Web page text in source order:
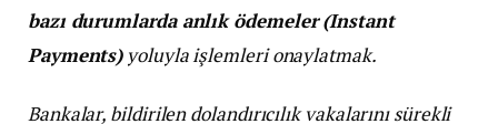
bazı durumlarda anlık ödemeler (Instant
Payments)yoluyla işlemleri onaylatmak.
Bankalar, bildirilen dolandırıcılık vakalarını sürekli